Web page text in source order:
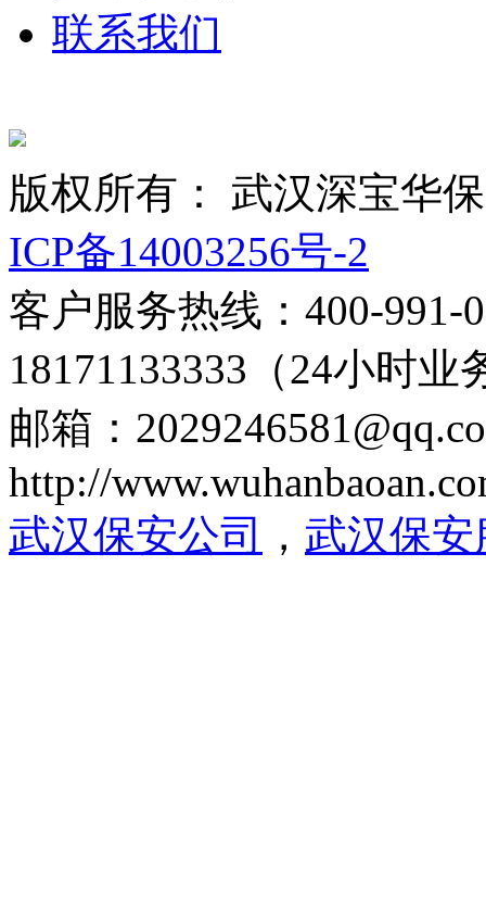
联系我们
版权所有： 武汉深宝华
ICP备14003256号-2
客户服务热线：400-991-
18171133333（24小时业
邮箱：
http://
武汉保安公司
， 武汉保